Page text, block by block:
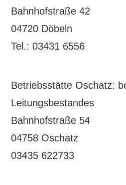
Bahnhofstraße 42
04720 Döbeln
Tel.: 03431 6556
Betriebsstätte Oschatz:
Leitungsbestandes
Bahnhofstraße 54
04758 Oschatz
03435 622733